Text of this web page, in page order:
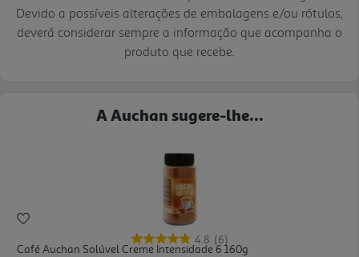
Devido a possíveis alterações de embalagens e/ou rótulos,
deverá considerar sempre a informação que acompanha o
produto que recebe.
A Auchan sugere-lhe...
4.8 (6)
Café Auchan Solúvel Creme Intensidade 6 160g